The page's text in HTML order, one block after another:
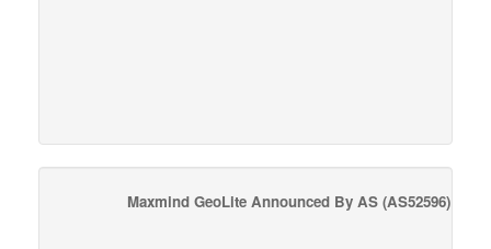
Maxmind GeoLite Announced By AS (AS52596)